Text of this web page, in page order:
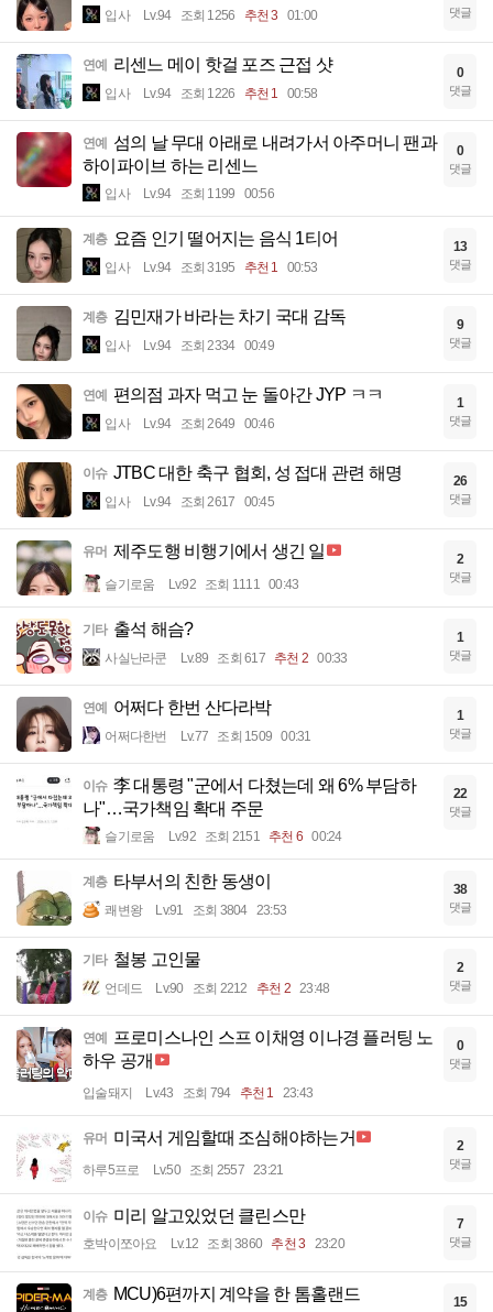
입사 Lv.94 조회 1256 추천 3 01:00 댓글
연예 리센느 메이 핫걸 포즈 근접 샷
입사 Lv.94 조회 1226 추천 1 00:58
0
댓글
연예
섬의 날 무대 아래로 내려가서 아주머니 팬과
하이파이브 하는 리센느
입사 Lv.94 조회 1199 00:56
0
댓글
계층 요즘 인기 떨어지는 음식 1티어
입사 Lv.94 조회 3195 추천 1 00:53
13
댓글
계층 김민재가 바라는 차기 국대 감독
입사 Lv.94 조회 2334 00:49
9
댓글
연예 편의점 과자 먹고 눈 돌아간 JYP ㅋㅋ
입사 Lv.94 조회 2649 00:46
1
댓글
이슈 JTBC 대한 축구 협회, 성 접대 관련 해명
입사 Lv.94 조회 2617 00:45
26
댓글
유머 제주도행 비행기에서 생긴 일
슬기로움 Lv.92 조회 1111 00:43
2
댓글
기타 출석 해슴?
사실난라쿤 Lv.89 조회 617 추천 2 00:33
1
댓글
연예 어쩌다 한번 산다라박
어쩌다한번 Lv.77 조회 1509 00:31
1
댓글
이슈 李 대통령 "군에서 다쳤는데 왜 6% 부담하
나"…국가책임 확대 주문
슬기로움 Lv.92 조회 2151 추천 6 00:24
22
댓글
계층 타부서의 친한 동생이
쾌변왕 Lv.91 조회 3804 23:53
38
댓글
기타 철봉 고인물
언데드 Lv.90 조회 2212 추천 2 23:48
2
댓글
연예
프로미스나인 스프 이채영 이나경 플러팅 노
하우 공개
입술돼지 Lv.43 조회 794 추천 1 23:43
0
댓글
유머 미국서 게임할때 조심해야하는거
하루5프로 Lv.50 조회 2557 23:21
2
댓글
이슈 미리 알고있었던 클린스만
호박이쪼아요 Lv.12 조회 3860 추천 3 23:20
7
댓글
계층 MCU)6편까지 계약을 한 톰홀랜드 15